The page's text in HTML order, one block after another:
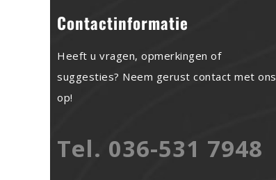
Contactinformatie
Heeft u vragen, opmerkingen of
suggesties? Neem gerust contact met ons
op!
Tel. 036-531 7948